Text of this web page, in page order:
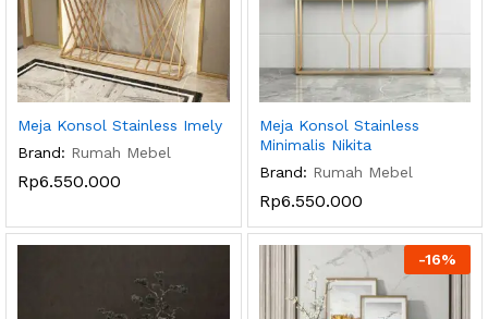
Meja Konsol Stainless Imely
Brand: Rumah Mebel
Rp6.550.000
Meja Konsol Stainless
Minimalis Nikita
Brand: Rumah Mebel
Rp6.550.000
-16%